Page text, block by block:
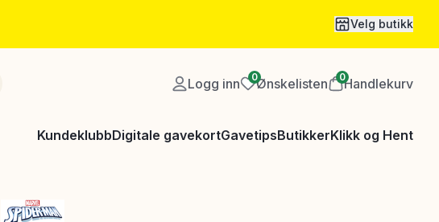
Velg butikk
Logg inn 0Ønskelisten 0Handlekurv
KundeklubbDigitale gavekortGavetipsButikkerKlikk og Hent